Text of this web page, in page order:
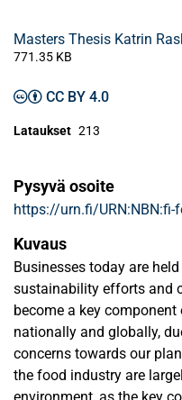
Masters Thesis Katrin
771.35 KB
CC BY 4.0
Lataukset 213
Pysyvä osoite
https://urn.fi/URN:NBN:fi-
Kuvaus
Businesses today are
sustainability efforts and
become a key
nationally and globally,
concerns towards our
the food industry are